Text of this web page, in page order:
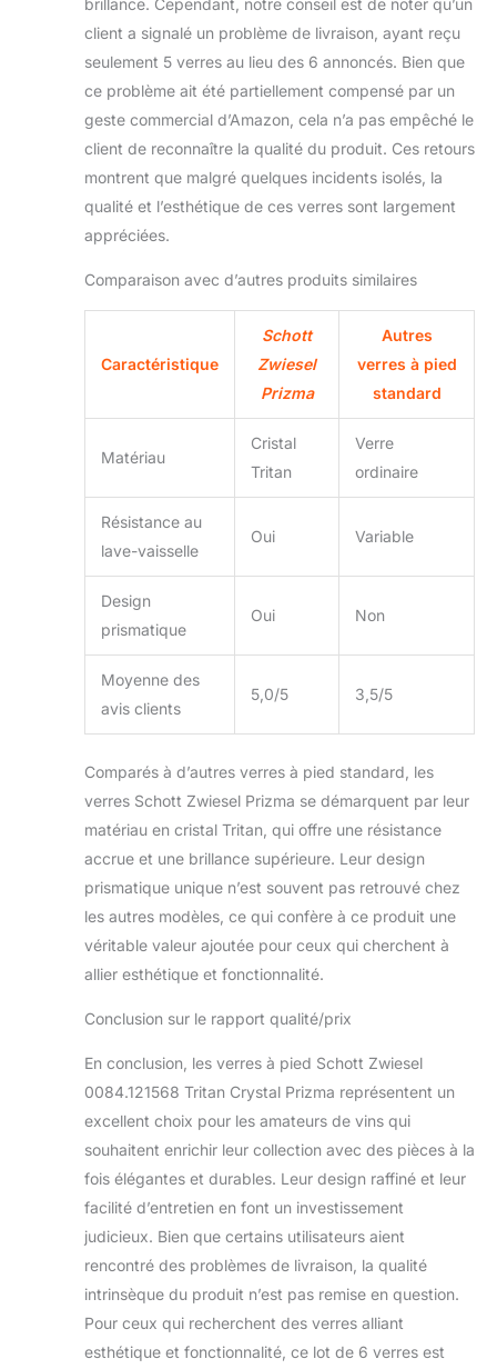
client a signalé un problème de livraison, ayant reçu
seulement 5 verres au lieu des 6 annoncés. Bien que
ce problème ait été partiellement compensé par un
geste commercial d’Amazon, cela n’a pas empêché le
client de reconnaître la qualité du produit. Ces retours
montrent que malgré quelques incidents isolés, la
qualité et l’esthétique de ces verres sont largement
appréciées.
Comparaison avec d’autres produits similaires
Caractéristique
Schott
Zwiesel
Prizma
Autres
verres à pied
standard
Matériau
Cristal
Tritan
Verre
ordinaire
Résistance au
lave-vaisselle
Oui Variable
Design
prismatique
Oui Non
Moyenne des
avis clients
5,0/5 3,5/5
Comparés à d’autres verres à pied standard, les
verres Schott Zwiesel Prizma se démarquent par leur
matériau en cristal Tritan, qui offre une résistance
accrue et une brillance supérieure. Leur design
prismatique unique n’est souvent pas retrouvé chez
les autres modèles, ce qui confère à ce produit une
véritable valeur ajoutée pour ceux qui cherchent à
allier esthétique et fonctionnalité.
Conclusion sur le rapport qualité/prix
En conclusion, les verres à pied Schott Zwiesel
0084.121568 Tritan Crystal Prizma représentent un
excellent choix pour les amateurs de vins qui
souhaitent enrichir leur collection avec des pièces à la
fois élégantes et durables. Leur design raffiné et leur
facilité d’entretien en font un investissement
judicieux. Bien que certains utilisateurs aient
rencontré des problèmes de livraison, la qualité
intrinsèque du produit n’est pas remise en question.
Pour ceux qui recherchent des verres alliant
esthétique et fonctionnalité, ce lot de 6 verres est